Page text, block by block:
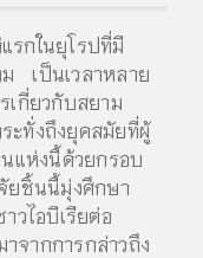
รกในยุโรปที่มี
เป็นเวลาหลาย
เกี่ยวกับสยาม
ะทั่งถึงยุคสมัยที่ผู้
นแห่งนี้ด้วยกรอบ
ยชิ้นนี้มุ่งศึกษา
วไอบีเรียต่อ
จากการกล่าวถึง